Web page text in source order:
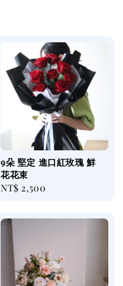
9朵 堅定 進口紅玫瑰 鮮
花花束
Regular
NT$ 2,500